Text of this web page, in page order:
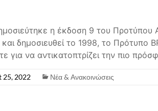
η έκδοση 9 του Προτύπου
και δημοσιευθεί το 1998, το Πρότυπο
για να αντικατοπτρίζει την πιο
25, 2022 Νέα & Ανακοινώσεις